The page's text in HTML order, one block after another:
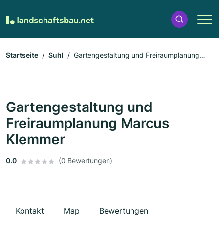
Startseite Suhl
Gartengestaltung und Freiraumplanung
Gartengestaltung und
Freiraumplanung Marcus
Klemmer
0.0 (0 Bewertungen)
Kontakt Map Bewertungen